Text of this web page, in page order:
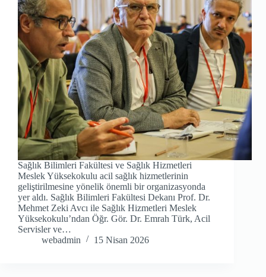
Sağlık Bilimleri Fakültesi ve Sağlık Hizmetleri
Meslek Yüksekokulu acil sağlık hizmetlerinin
geliştirilmesine yönelik önemli bir organizasyonda
yer aldı. Sağlık Bilimleri Fakültesi Dekanı Prof. Dr.
Mehmet Zeki Avcı ile Sağlık Hizmetleri Meslek
Yüksekokulu’ndan Öğr. Gör. Dr. Emrah Türk, Acil
Servisler ve…
webadmin
15 Nisan 2026